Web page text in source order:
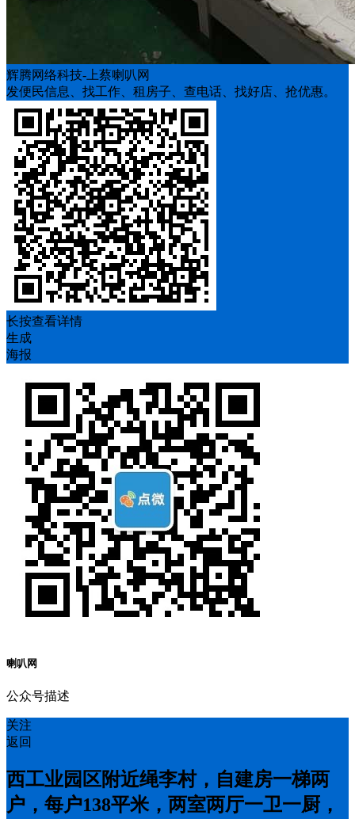
辉腾网络科技-上蔡喇叭网
发便民信息、找工作、租房子、查电话、找好店、抢优惠。
长按查看详情
生成
海报
喇叭网
公众号描述
关注
返回
西工业园区附近绳李村，自建房一梯两
户，每户138平米，两室两厅一卫一厨，